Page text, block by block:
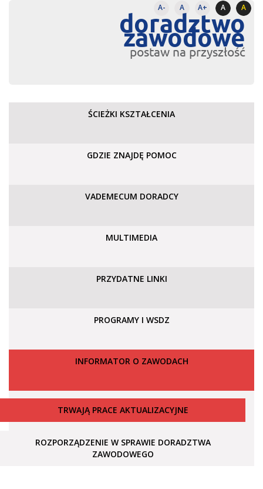
A- A A+ A A
doradztwo
zawodowe
postaw na przyszłość
ŚCIEŻKI KSZTAŁCENIA
GDZIE ZNAJDĘ POMOC
VADEMECUM DORADCY
MULTIMEDIA
PRZYDATNE LINKI
PROGRAMY I WSDZ
INFORMATOR O ZAWODACH
TRWAJĄ PRACE AKTUALIZACYJNE
ROZPORZĄDZENIE W SPRAWIE DORADZTWA
ZAWODOWEGO